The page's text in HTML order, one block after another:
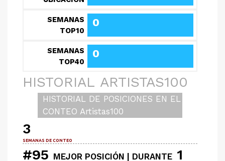
SEMANAS
TOP10
0
SEMANAS
TOP40
0
HISTORIAL ARTISTAS100
HISTORIAL DE POSICIONES EN EL
CONTEO Artistas100
3
SEMANAS DE CONTEO
#95 MEJOR POSICIÓN | DURANTE 1